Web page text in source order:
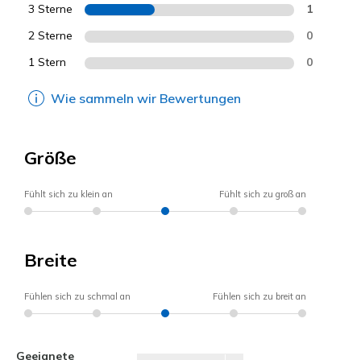
3 Sterne 1
2 Sterne 0
1 Stern 0
Wie sammeln wir Bewertungen
Größe
Fühlt sich zu klein an Fühlt sich zu groß an
Breite
Fühlen sich zu schmal an Fühlen sich zu breit an
Geeignete